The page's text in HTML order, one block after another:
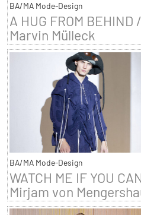
BA/MA Mode-Design
A HUG FROM
Marvin Mülleck
BA/MA Mode-Design
WATCH ME IF YOU
Mirjam von